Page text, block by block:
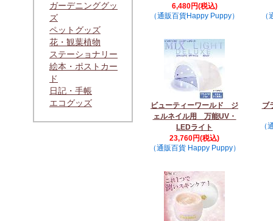
ガーデニンググッ
ズ
ペットグッズ
花・観葉植物
ステーショナリー
絵本・ポストカー
ド
日記・手帳
エコグッズ
6,480円(税込)
（通販百貨Happy Puppy）
ビューティーワールド ジ
ェルネイル用 万能UV・
LEDライト
23,760円(税込)
（通販百貨 Happy Puppy）
ブ
（